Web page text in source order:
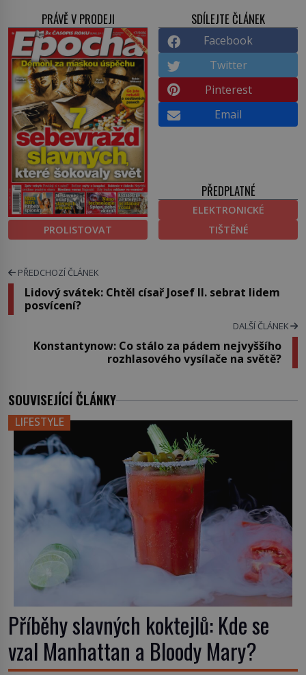
PRÁVĚ V PRODEJI
PROLISTOVAT
SDÍLEJTE ČLÁNEK
Facebook
Twitter
Pinterest
Email
PŘEDPLATNÉ
ELEKTRONICKÉ
TIŠTĚNÉ
PŘEDCHOZÍ ČLÁNEK
Lidový svátek: Chtěl císař Josef II. sebrat lidem
posvícení?
DALŠÍ ČLÁNEK
Konstantynow: Co stálo za pádem nejvyššího
rozhlasového vysílače na světě?
SOUVISEJÍCÍ ČLÁNKY
LIFESTYLE
Příběhy slavných koktejlů: Kde se
vzal Manhattan a Bloody Mary?